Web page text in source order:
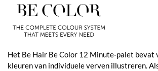
Het Be Hair Be Color 12 Minute-palet bevat
kleuren van individuele verven illustreren.